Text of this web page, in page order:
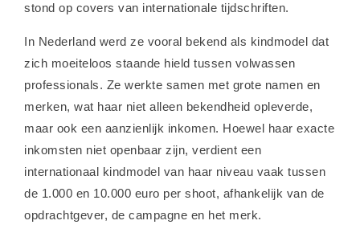
stond op covers van internationale tijdschriften.
In Nederland werd ze vooral bekend als kindmodel dat
zich moeiteloos staande hield tussen volwassen
professionals. Ze werkte samen met grote namen en
merken, wat haar niet alleen bekendheid opleverde,
maar ook een aanzienlijk inkomen. Hoewel haar exacte
inkomsten niet openbaar zijn, verdient een
internationaal kindmodel van haar niveau vaak tussen
de 1.000 en 10.000 euro per shoot, afhankelijk van de
opdrachtgever, de campagne en het merk.